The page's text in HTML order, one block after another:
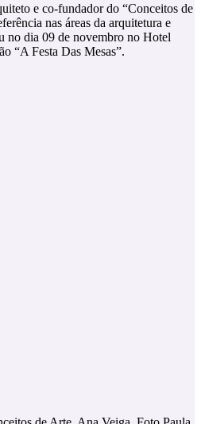
e co-fundador do “Conceitos de
nas áreas da arquitetura e
no dia 09 de novembro no Hotel
“A Festa Das Mesas”.